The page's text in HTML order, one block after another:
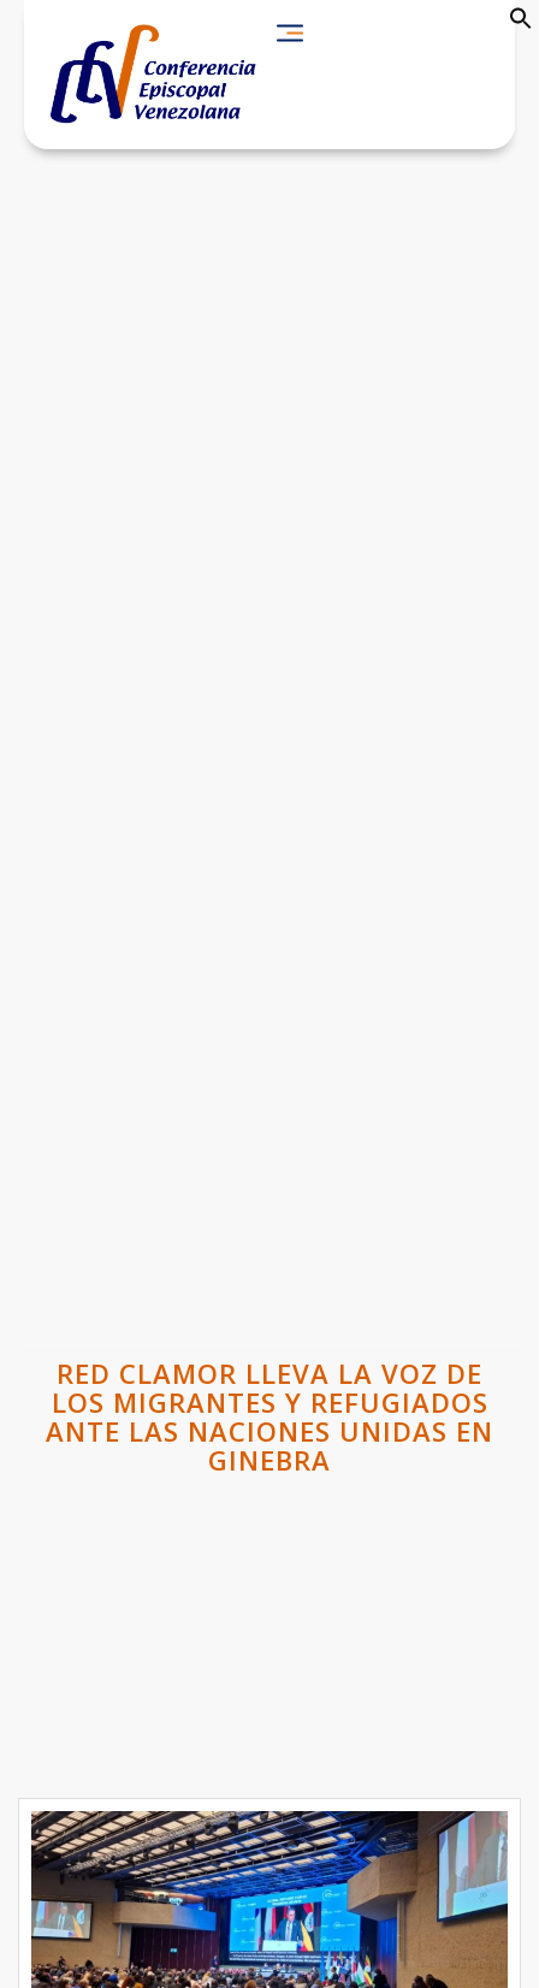
RED CLAMOR LLEVA LA VOZ DE
LOS MIGRANTES Y REFUGIADOS
ANTE LAS NACIONES UNIDAS EN
GINEBRA